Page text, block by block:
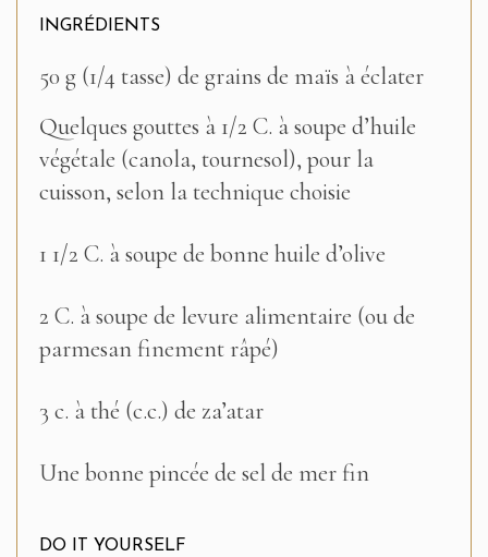
INGRÉDIENTS
50 g (1/4 tasse) de grains de maïs à éclater
Quelques gouttes à 1/2 C. à soupe d’huile
végétale (canola, tournesol), pour la
cuisson, selon la technique choisie
1 1/2 C. à soupe de bonne huile d’olive
2 C. à soupe de levure alimentaire (ou de
parmesan finement râpé)
3 c. à thé (c.c.) de za’atar
Une bonne pincée de sel de mer fin
DO IT YOURSELF